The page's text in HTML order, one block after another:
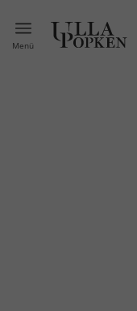
Menü